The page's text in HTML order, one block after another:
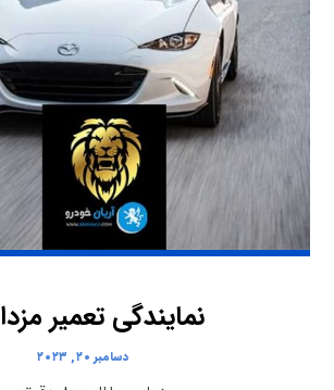
نمایندگی تعمیر مزدا ۳
دسامبر ۲۰, ۲۰۲۳